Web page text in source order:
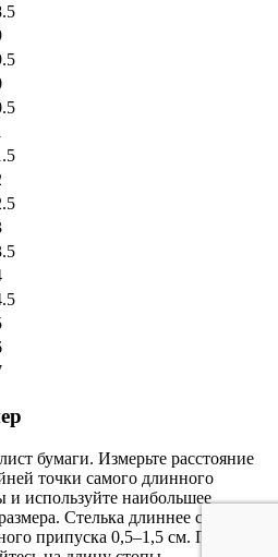
бумаги. Измерьте расстояние
точки самого длинного
и используйте наибольшее
Стелька длиннее стопы
припуска 0,5–1,5 см. При